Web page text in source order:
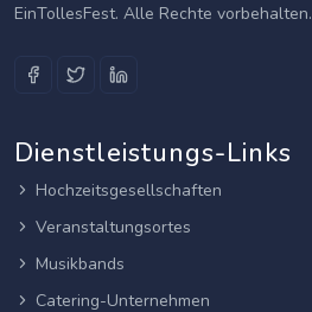
EinTollesFest. Alle Rechte vorbehalten.
Dienstleistungs-Links
Hochzeitsgesellschaften
Veranstaltungsortes
Musikbands
Catering-Unternehmen